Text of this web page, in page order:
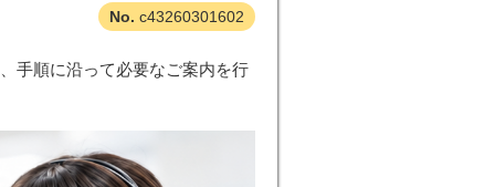
c43260301602
手順に沿って必要なご案内を行